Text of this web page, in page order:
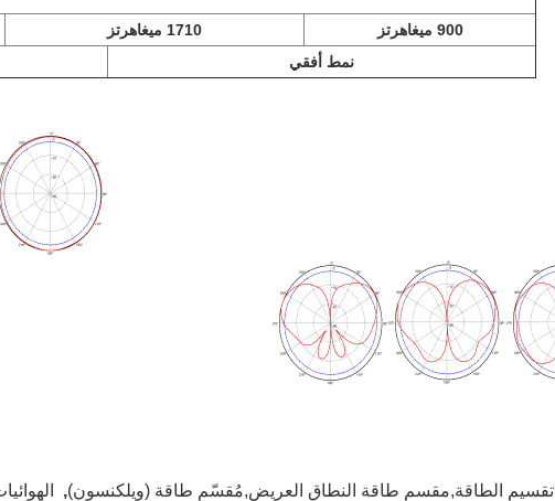
900 ميغاهرتز 1710 ميغاهرتز
نمط أفقي
تقسيم الطاقة,مقسم طاقة النطاق العريض,مُقسّم طاقة (ويلكنسون),